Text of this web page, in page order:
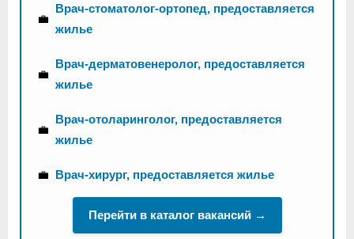
💼
Врач-стоматолог-ортопед, предоставляется
жилье
💼
Врач-дерматовенеролог, предоставляется
жилье
💼
Врач-отоларинголог, предоставляется
жилье
💼 Врач-хирург, предоставляется жилье
Перейти в каталог вакансий →